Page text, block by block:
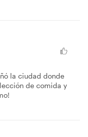
la ciudad donde
de comida y